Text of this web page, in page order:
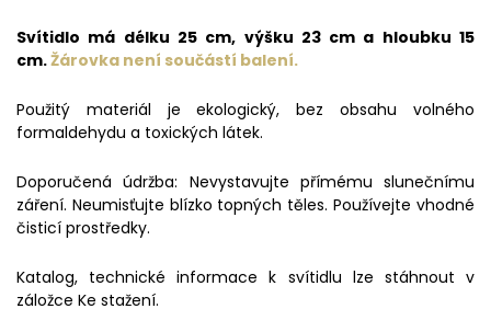
Svítidlo má délku 25 cm, výšku 23 cm a hloubku 15
cm.Žárovka není součástí balení.
Použitý materiál je ekologický, bez obsahu volného
formaldehydu a toxických látek.
Doporučená údržba: Nevystavujte přímému slunečnímu
záření. Neumisťujte blízko topných těles. Používejte vhodné
čisticí prostředky.
Katalog, technické informace k svítidlu lze stáhnout v
záložce Ke stažení.